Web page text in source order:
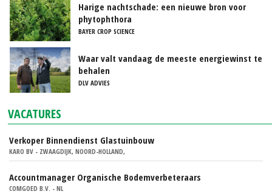
Harige nachtschade: een nieuwe bron voor
phytophthora
BAYER CROP SCIENCE
Waar valt vandaag de meeste energiewinst te
behalen
DLV ADVIES
VACATURES
Verkoper Binnendienst Glastuinbouw
KARO BV - ZWAAGDIJK, NOORD-HOLLAND,
Accountmanager Organische Bodemverbeteraars
COMGOED B.V. - NL